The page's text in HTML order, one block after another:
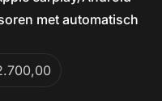
met automatisch